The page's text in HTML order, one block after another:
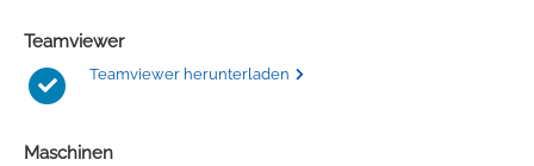
Teamviewer
Teamviewer herunterladen
Maschinen